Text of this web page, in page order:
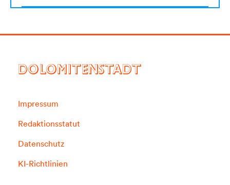
DOLOMITENSTADT
Impressum
Redaktionsstatut
Datenschutz
KI-Richtlinien